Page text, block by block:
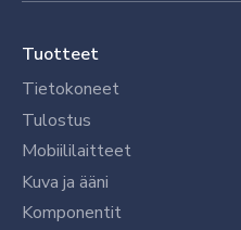
Tuotteet
Tietokoneet
Tulostus
Mobiililaitteet
Kuva ja ääni
Komponentit